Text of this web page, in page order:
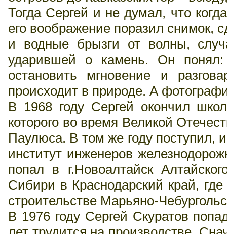
Тогда Сергей и не думал, что
его воображение поразил снимок,
и водные брызги от волны,
ударившей о камень. Он
остановить мгновение и
происходит в природе. А
В 1968 году Сергей окончил
которого во время Великой
Паулюса. В том же году поступил,
институт инженеров
попал в г.Новоалтайск
Сибири в Краснодарский край,
строительстве Марьяно-
В 1976 году Сергей Скуратов